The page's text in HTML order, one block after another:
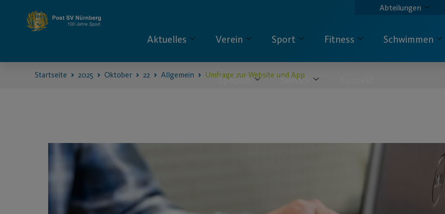
Abteilungen
Aktuelles Verein Sport Fitness Schwimmen
Specials Service
Startseite 2025 Oktober 22 Allgemein Umfrage zur Website und App